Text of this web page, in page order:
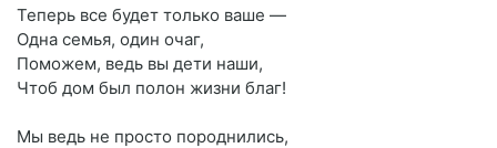
Теперь все будет только ваше —
Одна семья, один очаг,
Поможем, ведь вы дети наши,
Чтоб дом был полон жизни благ!
Мы ведь не просто породнились,